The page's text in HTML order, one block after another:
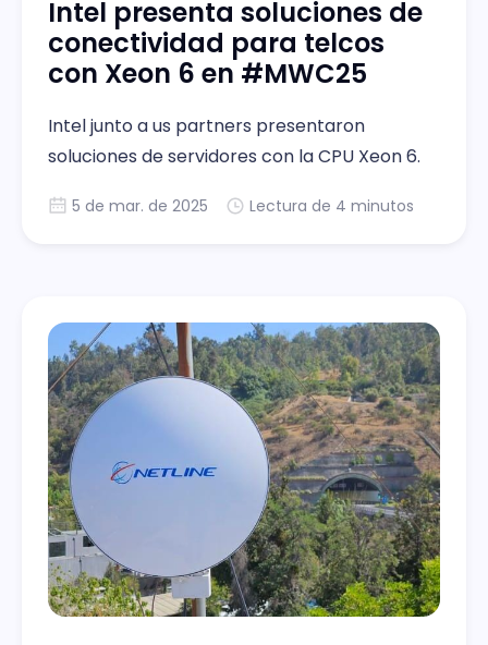
Intel presenta soluciones de
conectividad para telcos
con Xeon 6 en #MWC25
Intel junto a us partners presentaron
soluciones de servidores con la CPU Xeon 6.
5 de mar. de 2025 Lectura de 4 minutos